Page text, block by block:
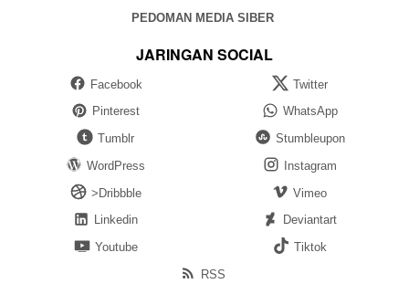
PEDOMAN MEDIA SIBER
JARINGAN SOCIAL
Facebook
Twitter
Pinterest
WhatsApp
Tumblr
Stumbleupon
WordPress
Instagram
>Dribbble
Vimeo
Linkedin
Deviantart
Youtube
Tiktok
RSS